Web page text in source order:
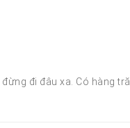
đi đâu xa. Có hàng